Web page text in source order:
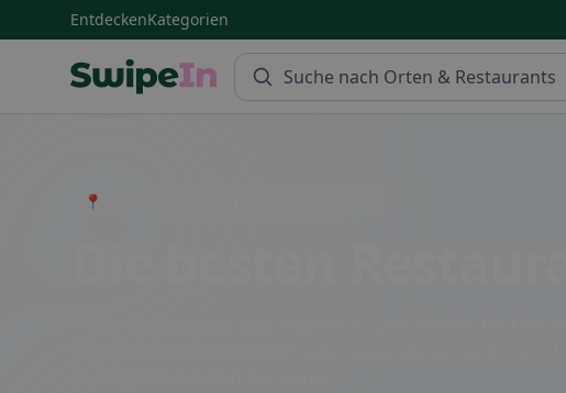
EntdeckenKategorien
📍 Entdecke Restaurants, Bars & Cafés